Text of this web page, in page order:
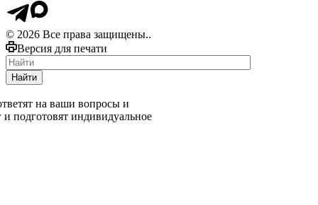
© 2026 Все права защищены..
Версия для печати
Найти
на ваши вопросы и
и подготовят индивидуальное